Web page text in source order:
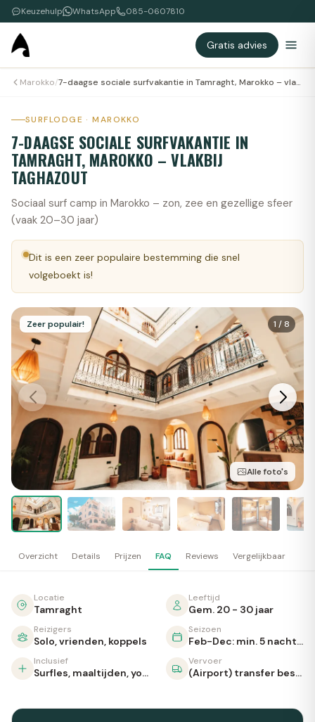
Keuzehulp WhatsApp 085-0607810
Gratis advies
Marokko/ 7-daagse sociale surfvakantie in Tamraght, Marokko – vlakbij Taghazout
SURFLODGE · MAROKKO
7-DAAGSE SOCIALE SURFVAKANTIE IN
TAMRAGHT, MAROKKO – VLAKBIJ
TAGHAZOUT
Sociaal surf camp in Marokko – zon, zee en gezellige sfeer
(vaak 20–30 jaar)
Dit is een zeer populaire bestemming die snel
volgeboekt is!
Zeer populair! 1 /8
Alle foto's
Overzicht Details Prijzen FAQ Reviews Vergelijkbaar
Locatie
Tamraght
Leeftijd
Gem. 20 - 30 jaar
Reizigers
Solo, vrienden, koppels
Seizoen
Feb-Dec: min. 5 nachten, weekpakket beschikbaar
Inclusief
Surfles, maaltijden, yoga, zwembad
Vervoer
(Airport) transfer beschikbaar